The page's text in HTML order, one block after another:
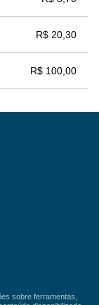
R$ 20,30
R$ 100,00
sobre ferramentas,